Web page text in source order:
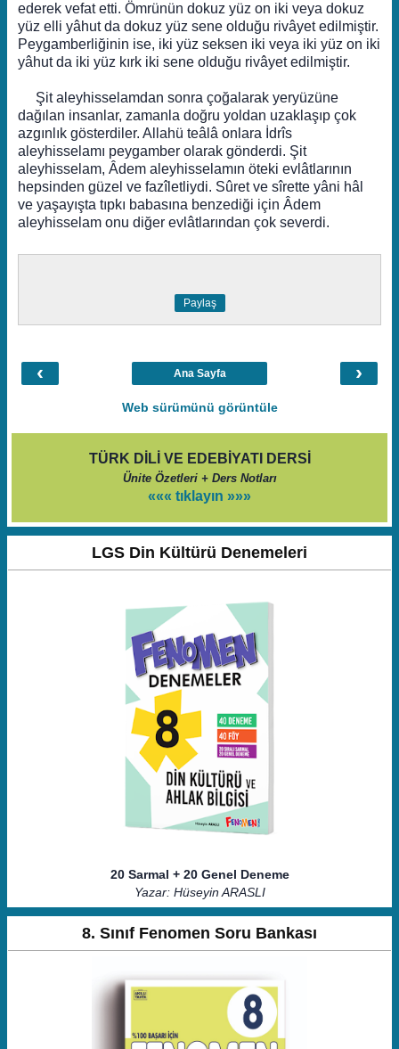
ederek vefat etti. Ömrünün dokuz yüz on iki veya dokuz
yüz elli yâhut da dokuz yüz sene olduğu rivâyet edilmiştir.
Peygamberliğinin ise, iki yüz seksen iki veya iki yüz on iki
yâhut da iki yüz kırk iki sene olduğu rivâyet edilmiştir.
Şit aleyhisselamdan sonra çoğalarak yeryüzüne
dağılan insanlar, zamanla doğru yoldan uzaklaşıp çok
azgınlık gösterdiler. Allahü teâlâ onlara İdrîs
aleyhisselamı peygamber olarak gönderdi. Şit
aleyhisselam, Âdem aleyhisselamın öteki evlâtlarının
hepsinden güzel ve fazîletliydi. Sûret ve sîrette yâni hâl
ve yaşayışta tıpkı babasına benzediği için Âdem
aleyhisselam onu diğer evlâtlarından çok severdi.
Paylaş
‹ ›
Ana Sayfa
Web sürümünü görüntüle
TÜRK DİLİ VE EDEBİYATI DERSİ
Ünite Özetleri + Ders Notları
««« tıklayın »»»
LGS Din Kültürü Denemeleri
20 Sarmal + 20 Genel Deneme
Yazar: Hüseyin ARASLI
8. Sınıf Fenomen Soru Bankası